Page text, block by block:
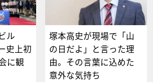
ル
史上初
に観
塚本高史が現場で「山
の日だよ」と言った理
由。その言葉に込めた
意外な気持ち